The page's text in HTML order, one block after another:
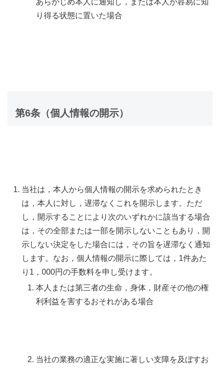
あらかじめ本人に通知し，または本人が容易に知
り得る状態に置いた場合
第6条（個人情報の開示）
当社は，本人から個人情報の開示を求められたとき
は，本人に対し，遅滞なくこれを開示します。ただ
し，開示することにより次のいずれかに該当する場合
は，その全部または一部を開示しないこともあり，開
示しない決定をした場合には，その旨を遅滞なく通知
します。なお，個人情報の開示に際しては，1件あた
り1，000円の手数料を申し受けます。
本人または第三者の生命，身体，財産その他の権
利利益を害するおそれがある場合
当社の業務の適正な実施に著しい支障を及ぼすお